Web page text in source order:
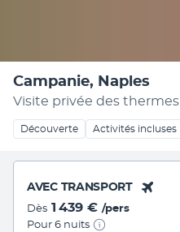
Campanie, Naples
Visite privée des
Découverte Activités incluses
AVEC TRANSPORT
Dès 1 439 € /pers
Pour 6 nuits